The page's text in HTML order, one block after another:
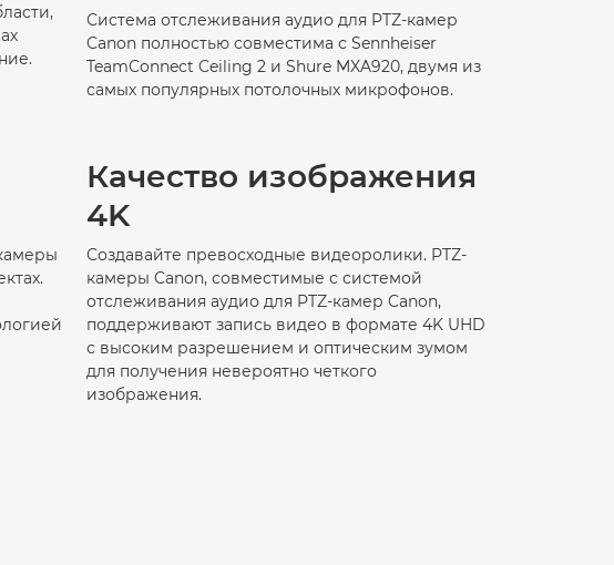
Система отслеживания аудио для PTZ-камер
Canon полностью совместима с Sennheiser
TeamConnect Ceiling 2 и Shure MXA920, двумя из
самых популярных потолочных микрофонов.
Качество изображения
4K
Создавайте превосходные видеоролики. PTZ-
камеры Canon, совместимые с системой
отслеживания аудио для PTZ-камер Canon,
поддерживают запись видео в формате 4K UHD
с высоким разрешением и оптическим зумом
для получения невероятно четкого
изображения.